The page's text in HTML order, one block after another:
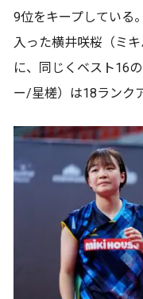
9位をキープしている
入った横井咲桜（ミ
に、同じくベスト16
ー/星槎）は18ランク